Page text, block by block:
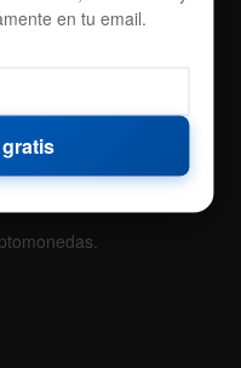
en tu email.